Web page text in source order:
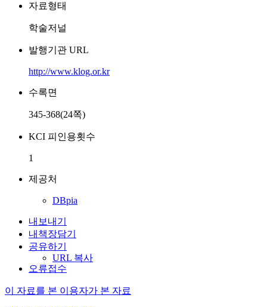
자료형태
학술저널
발행기관 URL
http://www.klog.or.kr
수록면
345-368(24쪽)
KCI 피인용횟수
1
제공처
DBpia
내보내기
내책장담기
공유하기
URL 복사
오류접수
이 자료를 본 이용자가 본 자료